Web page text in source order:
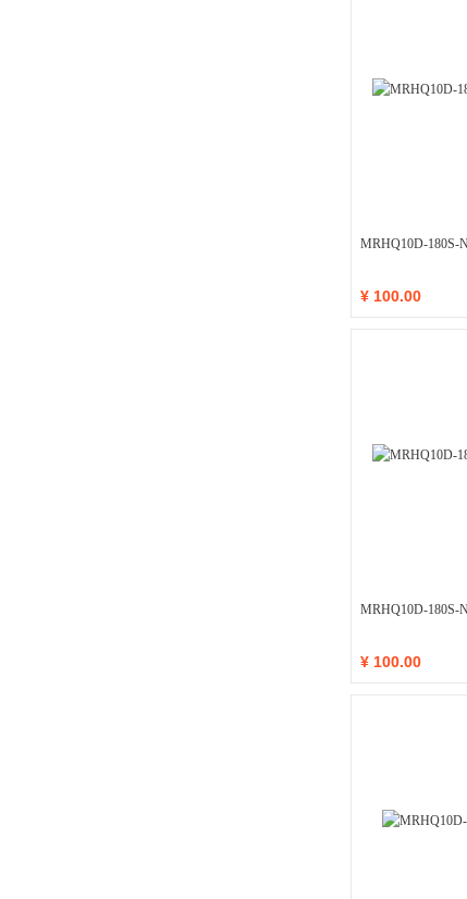
MRHQ10D-180S-
¥ 100.00
MRHQ10D-180S-
¥ 100.00